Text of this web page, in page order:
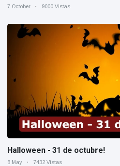
7 October 9000 Vistas
Halloween - 31 de octubre!
8 May 7432 Vistas